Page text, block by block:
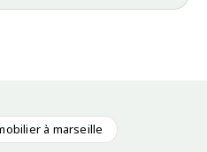
à marseille